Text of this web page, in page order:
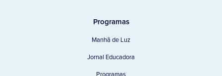
Programas
Manhã de Luz
Jornal Educadora